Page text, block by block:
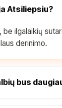
Atsiliepsiu?
be ilgalaikių
derinimo.
bus